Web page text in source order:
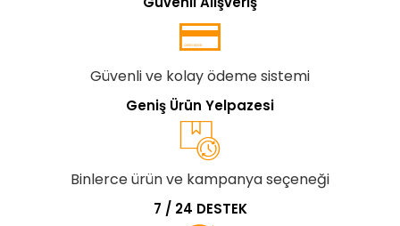
Güvenli ve kolay ödeme sistemi
Geniş Ürün Yelpazesi
Binlerce ürün ve kampanya seçeneği
7 / 24 DESTEK